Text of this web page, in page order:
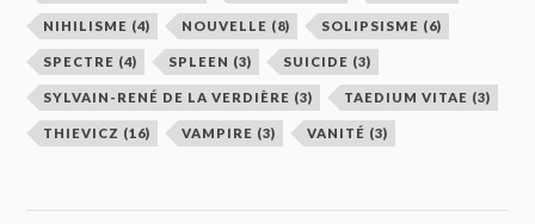
NIHILISME (4) NOUVELLE (8) SOLIPSISME (6)
SPECTRE (4) SPLEEN (3) SUICIDE (3)
SYLVAIN-RENÉ DE LA VERDIÈRE (3) TAEDIUM VITAE (3)
THIEVICZ (16) VAMPIRE (3) VANITÉ (3)